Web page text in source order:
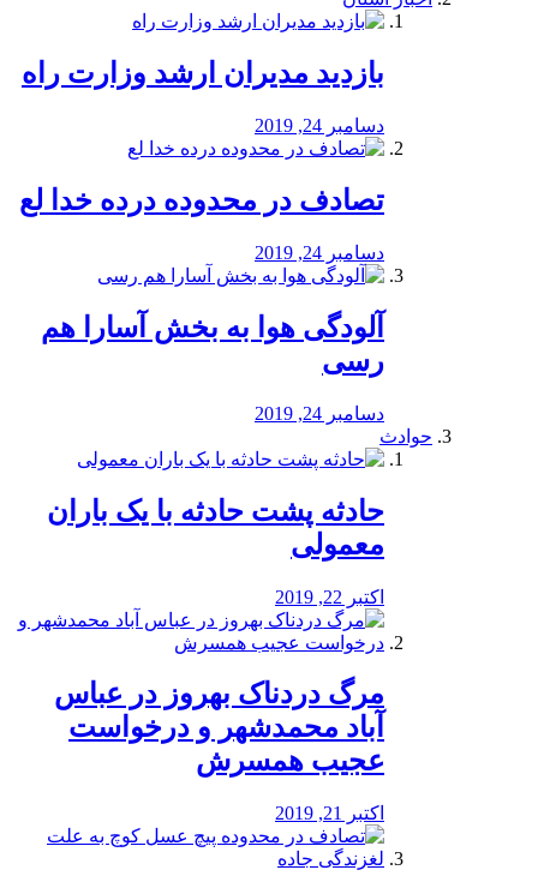
بازدید مدیران ارشد وزارت راه
دسامبر 24, 2019
تصادف در محدوده درده خدا لع
دسامبر 24, 2019
آلودگی هوا به بخش آسارا هم
رسی
دسامبر 24, 2019
حوادث
️حادثه پشت حادثه با یک باران
معمولی
اکتبر 22, 2019
مرگ دردناک بهروز در عباس
آباد محمدشهر و درخواست
عجیب همسرش
اکتبر 21, 2019